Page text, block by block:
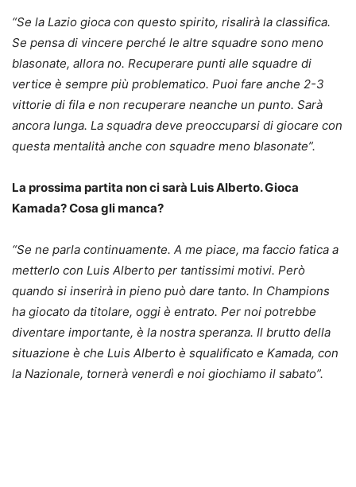
“Se la Lazio gioca con questo spirito, risalirà la classifica.
Se pensa di vincere perché le altre squadre sono meno
blasonate, allora no. Recuperare punti alle squadre di
vertice è sempre più problematico. Puoi fare anche 2-3
vittorie di fila e non recuperare neanche un punto. Sarà
ancora lunga. La squadra deve preoccuparsi di giocare con
questa mentalità anche con squadre meno blasonate”.
La prossima partita non ci sarà Luis Alberto. Gioca
Kamada? Cosa gli manca?
“Se ne parla continuamente. A me piace, ma faccio fatica a
metterlo con Luis Alberto per tantissimi motivi. Però
quando si inserirà in pieno può dare tanto. In Champions
ha giocato da titolare, oggi è entrato. Per noi potrebbe
diventare importante, è la nostra speranza. Il brutto della
situazione è che Luis Alberto è squalificato e Kamada, con
la Nazionale, tornerà venerdì e noi giochiamo il sabato”.